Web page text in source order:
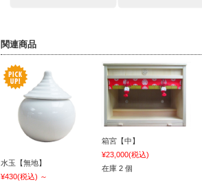
関連商品
水玉【無地】
¥430(税込) ～
箱宮【中】
¥23,000(税込)
在庫 2 個